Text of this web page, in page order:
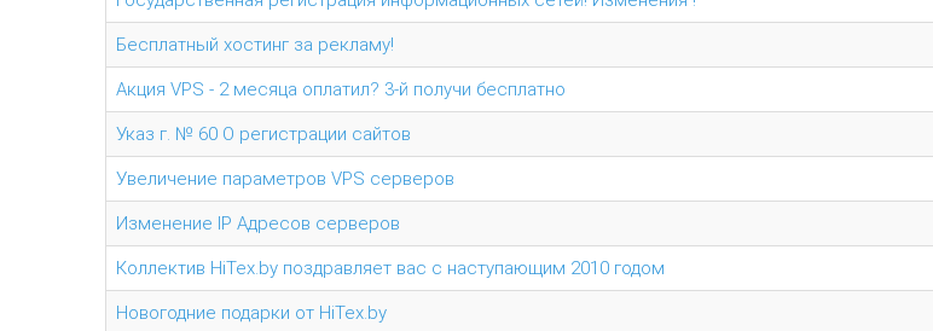
Бесплатный хостинг за рекламу!
Акция VPS - 2 месяца оплатил? 3-й получи бесплатно
Указ г. № 60 О регистрации сайтов
Увеличение параметров VPS серверов
Изменение IP Адресов серверов
Коллектив HiTex.by поздравляет вас с наступающим 2010 годом
Новогодние подарки от HiTex.by